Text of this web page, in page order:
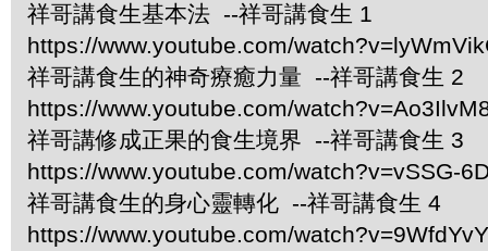
祥哥講食生基本法 --祥哥講食生 1
https://www.youtube.com/
祥哥講食生的神奇療癒力量 --祥哥講食生 2
https://www.youtube.com/
祥哥講修成正果的食生境界 --祥哥講食生 3
https://www.youtube.com/watch?v=vSSG-
祥哥講食生的身心靈轉化 --祥哥講食生 4
https://www.youtube.com/